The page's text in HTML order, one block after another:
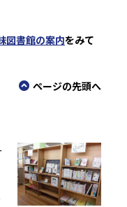
図書館の案内をみて
ページの先頭へ